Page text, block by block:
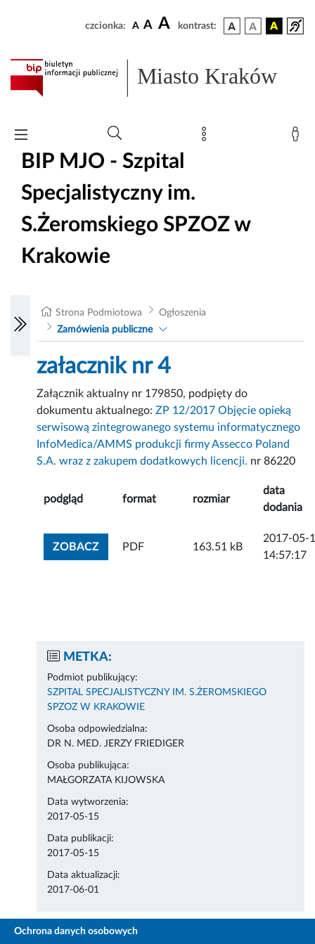
czcionka: A A A kontrast:
Miasto Kraków
BIP MJO - Szpital
Specjalistyczny im.
S.Żeromskiego SPZOZ w
Krakowie
Strona Podmiotowa
Ogłoszenia
Zamówienia publiczne
załacznik nr 4
Załącznik aktualny nr 179850, podpięty do
dokumentu aktualnego:ZP 12/2017 Objęcie opieką
serwisową zintegrowanego systemu informatycznego
InfoMedica/AMMS produkcji firmy Assecco Poland
S.A. wraz z zakupem dodatkowych licencji. nr 86220
podgląd format rozmiar
data
dodania
ZOBACZZOBACZ ZAŁĄCZNIK
PDF 163.51 kB
2017-05-
14:57:17
METKA:
Podmiot publikujący:
SZPITAL SPECJALISTYCZNY IM. S.ŻEROMSKIEGO
SPZOZ W KRAKOWIE
Osoba odpowiedzialna:
DR N. MED. JERZY FRIEDIGER
Osoba publikująca:
MAŁGORZATA KIJOWSKA
Data wytworzenia:
2017-05-15
Data publikacji:
2017-05-15
Data aktualizacji:
2017-06-01
Ochrona danych osobowych